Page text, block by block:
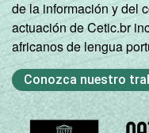
de la información y del
actuación de Cetic.br
africanos de lengua
Conozca nuestro